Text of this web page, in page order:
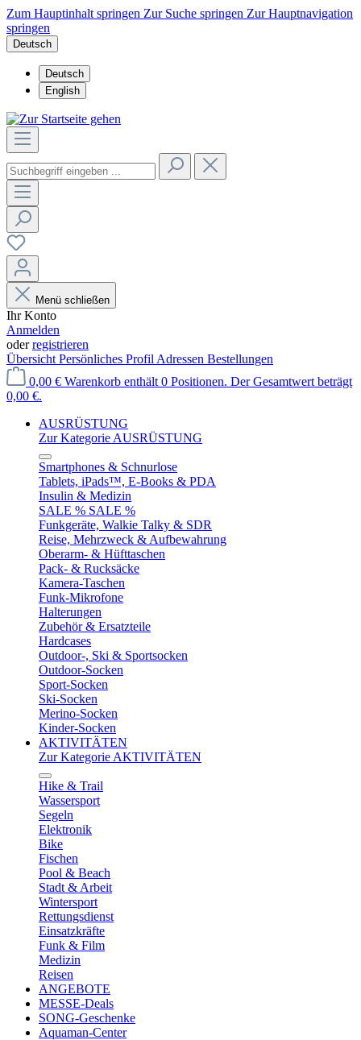
Zum Hauptinhalt springen Zur Suche springen Zur Hauptnavigation
springen
Deutsch
Deutsch
English
Menü schließen
Ihr Konto
Anmelden
oderregistrieren
Übersicht Persönliches Profil Adressen Bestellungen
0,00 € Warenkorb enthält 0 Positionen. Der Gesamtwert beträgt
0,00 €.
AUSRÜSTUNG
Zur Kategorie AUSRÜSTUNG
Smartphones & Schnurlose
Tablets, iPads™, E-Books & PDA
Insulin & Medizin
SALE % SALE %
Funkgeräte, Walkie Talky & SDR
Reise, Mehrzweck & Aufbewahrung
Oberarm- & Hüfttaschen
Pack- & Rucksäcke
Kamera-Taschen
Funk-Mikrofone
Halterungen
Zubehör & Ersatzteile
Hardcases
Outdoor-, Ski & Sportsocken
Outdoor-Socken
Sport-Socken
Ski-Socken
Merino-Socken
Kinder-Socken
AKTIVITÄTEN
Zur Kategorie AKTIVITÄTEN
Hike & Trail
Wassersport
Segeln
Elektronik
Bike
Fischen
Pool & Beach
Stadt & Arbeit
Wintersport
Rettungsdienst
Einsatzkräfte
Funk & Film
Medizin
Reisen
ANGEBOTE
MESSE-Deals
SONG-Geschenke
Aquaman-Center